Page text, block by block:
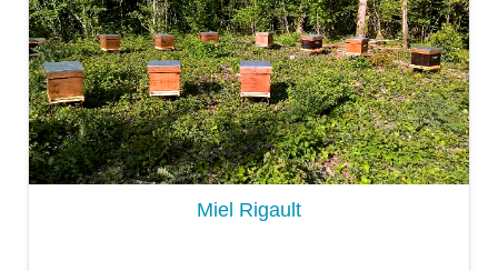
Miel Rigault